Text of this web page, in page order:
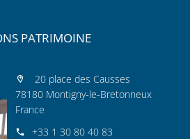
PATRIMOINE
20 place des Causses
78180 Montigny-le-Bretonneux
France
+33 1 30 80 40 83